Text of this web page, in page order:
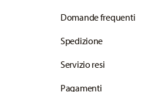
Domande frequenti
Spedizione
Servizio resi
Pagamenti